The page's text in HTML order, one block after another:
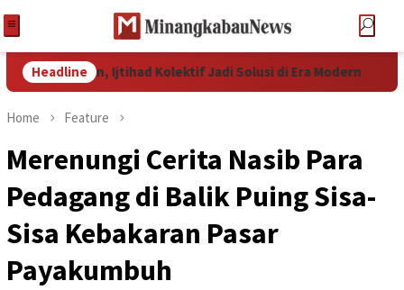
Headline
Ringan, Ijtihad Kolektif Jadi Solusi di Era Modern 857
Home Feature
Merenungi Cerita Nasib Para
Pedagang di Balik Puing Sisa-
Sisa Kebakaran Pasar
Payakumbuh